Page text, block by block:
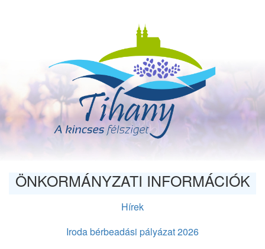
ÖNKORMÁNYZATI INFORMÁCIÓK
Hírek
Iroda bérbeadási pályázat 2026